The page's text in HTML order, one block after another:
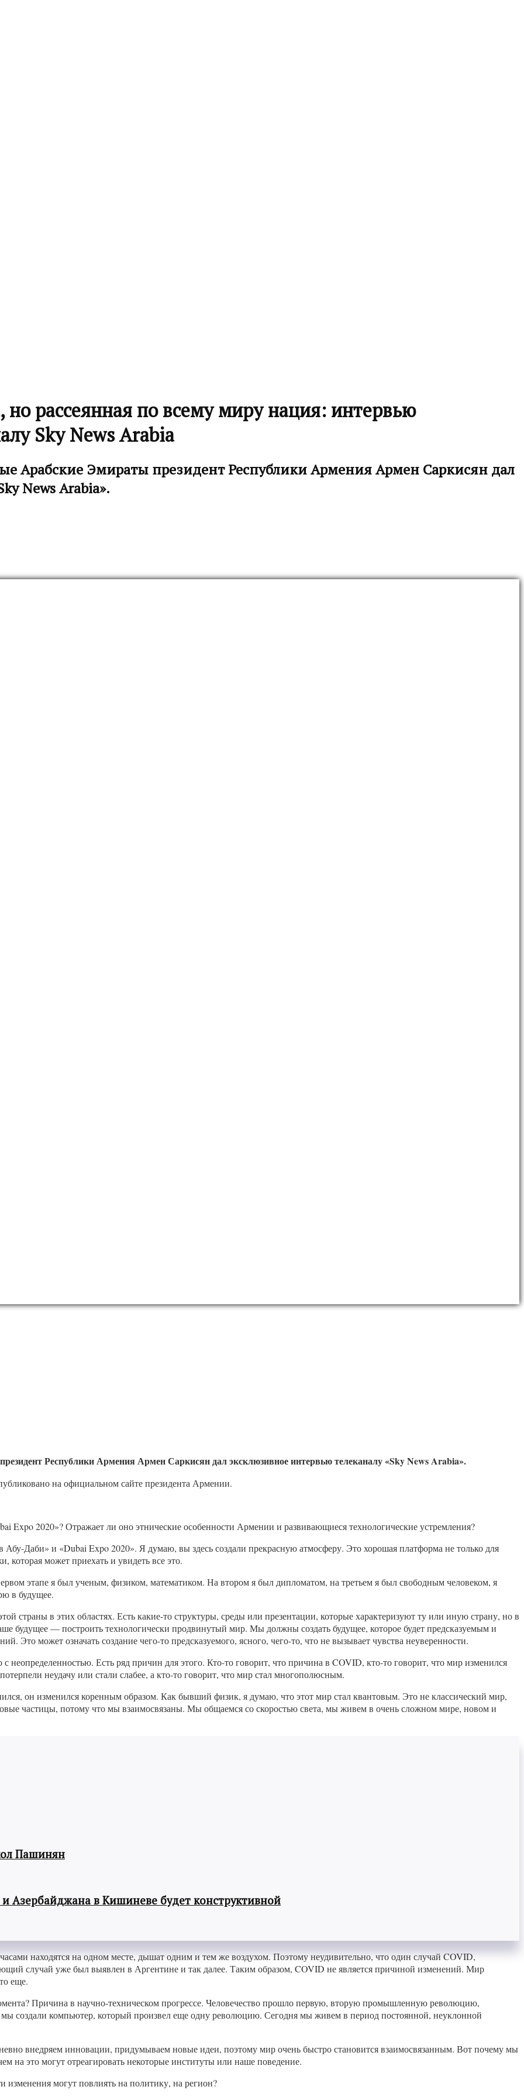
рассеянная по всему миру нация: интервью
Sky News Arabia
Арабские Эмираты президент Республики Армения Армен Саркисян дал
News Arabia».
Республики Армения Армен Саркисян дал эксклюзивное интервью телеканалу «Sky News Arabia».
на официальном сайте президента Армении.
2020»? Отражает ли оно этнические особенности Армении и развивающиеся технологические устремления?
Абу-Даби» и «Dubai Expo 2020». Я думаю, вы здесь создали прекрасную атмосферу. Это хорошая платформа не только для
может приехать и увидеть все это.
этапе я был ученым, физиком, математиком. На втором я был дипломатом, на третьем я был свободным человеком, я
в будущее.
страны в этих областях. Есть какие-то структуры, среды или презентации, которые характеризуют ту или иную страну, но в
будущее — построить технологически продвинутый мир. Мы должны создать будущее, которое будет предсказуемым и
Это может означать создание чего-то предсказуемого, ясного, чего-то, что не вызывает чувства неуверенности.
неопределенностью. Есть ряд причин для этого. Кто-то говорит, что причина в COVID, кто-то говорит, что мир изменился
неудачу или стали слабее, а кто-то говорит, что мир стал многополюсным.
он изменился коренным образом. Как бывший физик, я думаю, что этот мир стал квантовым. Это не классический мир,
частицы, потому что мы взаимосвязаны. Мы общаемся со скоростью света, мы живем в очень сложном мире, новом и
Пашинян
в Кишиневе будет конструктивной
находятся на одном месте, дышат одним и тем же воздухом. Поэтому неудивительно, что один случай COVID,
случай уже был выявлен в Аргентине и так далее. Таким образом, COVID не является причиной изменений. Мир
еще.
Причина в научно-техническом прогрессе. Человечество прошло первую, вторую промышленную революцию,
мы создали компьютер, который произвел еще одну революцию. Сегодня мы живем в период постоянной, неуклонной
внедряем инновации, придумываем новые идеи, поэтому мир очень быстро становится взаимосвязанным. Вот почему мы
на это могут отреагировать некоторые институты или наше поведение.
изменения могут повлиять на политику, на регион?